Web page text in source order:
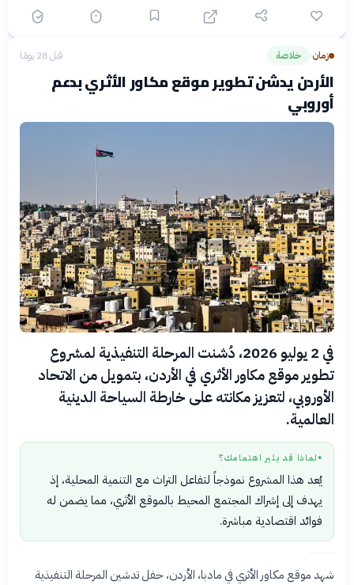
زمان› خلاصة قبل 28 يومًا
الأردن يدشن تطوير موقع مكاور الأثري بدعم
أوروبي
في 2 يوليو 2026، دُشنت المرحلة التنفيذية لمشروع
تطوير موقع مكاور الأثري في الأردن، بتمويل من الاتحاد
الأوروبي، لتعزيز مكانته على خارطة السياحة الدينية
العالمية.
● لماذا قد يثير اهتمامك؟
يُعد هذا المشروع نموذجاً لتفاعل التراث مع التنمية المحلية، إذ
يهدف إلى إشراك المجتمع المحيط بالموقع الأثري، مما يضمن له
فوائد اقتصادية مباشرة.
شهد موقع مكاور الأثري في مادبا، الأردن، حفل تدشين المرحلة التنفيذية